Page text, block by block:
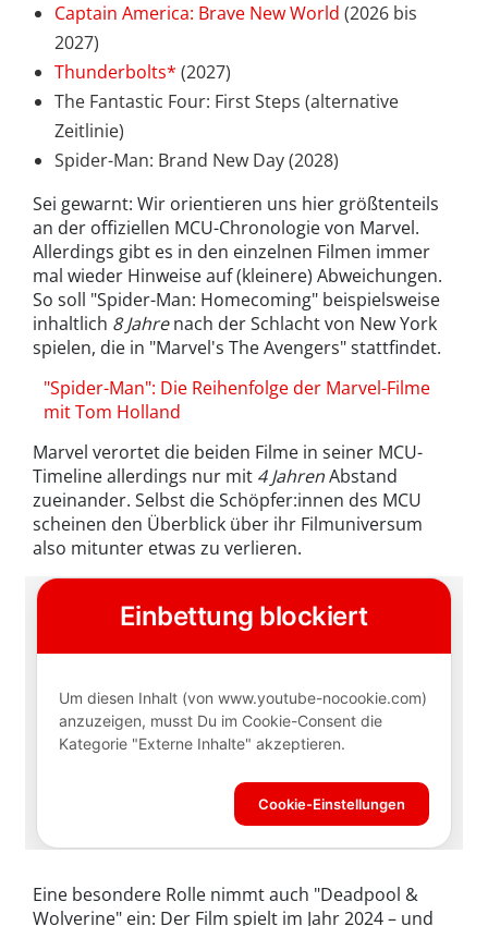
Captain America: Brave New World (2026 bis
2027)
Thunderbolts* (2027)
The Fantastic Four: First Steps (alternative
Zeitlinie)
Spider-Man: Brand New Day (2028)
Sei gewarnt: Wir orientieren uns hier größtenteils
an der offiziellen MCU-Chronologie von Marvel.
Allerdings gibt es in den einzelnen Filmen immer
mal wieder Hinweise auf (kleinere) Abweichungen.
So soll "Spider-Man: Homecoming" beispielsweise
inhaltlich 8 Jahrenach der Schlacht von New York
spielen, die in "Marvel's The Avengers" stattfindet.
"Spider-Man": Die Reihenfolge der Marvel-Filme
mit Tom Holland
Marvel verortet die beiden Filme in seiner MCU-
Timeline allerdings nur mit 4 JahrenAbstand
zueinander. Selbst die Schöpfer:innen des MCU
scheinen den Überblick über ihr Filmuniversum
also mitunter etwas zu verlieren.
Eine besondere Rolle nimmt auch "Deadpool &
Wolverine" ein: Der Film spielt im Jahr 2024 – und